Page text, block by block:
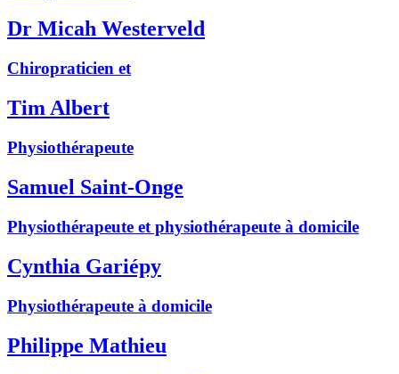
Dr Micah Westerveld
Chiropraticien et
Tim Albert
Physiothérapeute
Samuel Saint-Onge
Physiothérapeute et physiothérapeute à domicile
Cynthia Gariépy
Physiothérapeute à domicile
Philippe Mathieu